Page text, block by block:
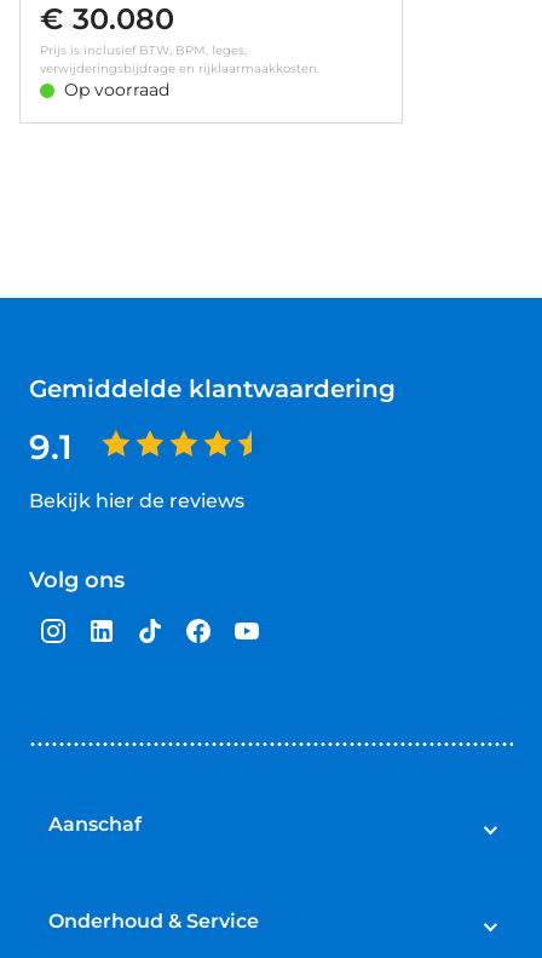
Neerklapbare achterbank 60/40 • Verwarmd
stuurwiel • Achteruitrijcamera • Boordlader
11kW - 3 fasen • Koplampen met ECO LED
verlichting • Parkeersensoren achter •
Verwarmbare voorstoelen
€ 30.080
Prijs is inclusief BTW, BPM, leges,
verwijderingsbijdrage en rijklaarmaakkosten.
Op voorraad
Gemiddelde klantwaardering
9.1
Bekijk hier de reviews
van
sterren
Volg ons
Aanschaf
Bedrijfswagens
Onderhoud & Service